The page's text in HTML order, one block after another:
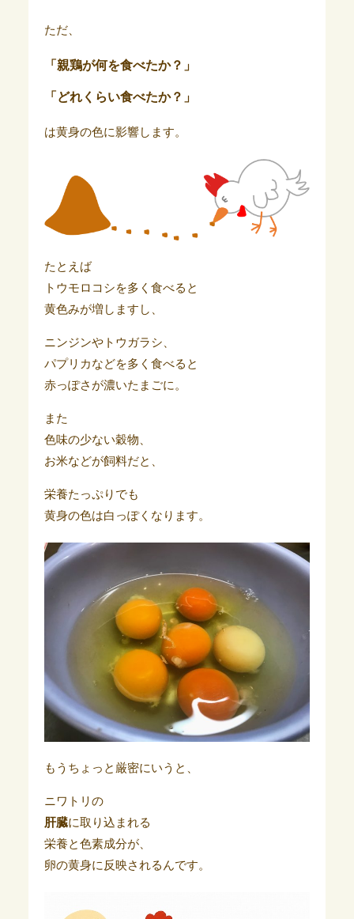
ただ、
「親鶏が何を食べたか？」
「どれくらい食べたか？」
は黄身の色に影響します。
たとえば
トウモロコシを多く食べると
黄色みが増しますし、
ニンジンやトウガラシ、
パプリカなどを多く食べると
赤っぽさが濃いたまごに。
また
色味の少ない穀物、
お米などが飼料だと、
栄養たっぷりでも
黄身の色は白っぽくなります。
もうちょっと厳密にいうと、
ニワトリの
肝臓に取り込まれる
栄養と色素成分が、
卵の黄身に反映されるんです。